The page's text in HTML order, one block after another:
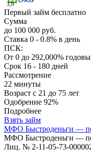
3,9
Первый займ бесплатно
Сумма
до 100 000 руб.
Ставка 0 - 0.8% в день
ПСК:
От 0 до 292,000%
Срок 16 - 180 дней
Рассмотрение
22 минуты
Возраст с 21 до 75 лет
Одобрение 92%
Подробнее
Взять займ
МФО Быстроденьги —
МФО Быстроденьги —
Лиц. № 2-11-05-73-